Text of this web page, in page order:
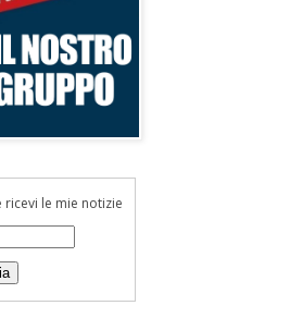
ricevi le mie notizie